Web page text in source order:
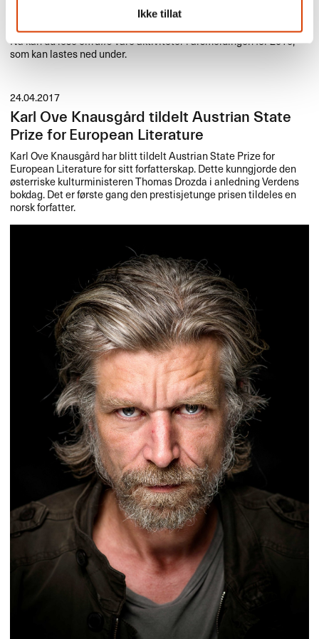
Ikke tillat
nok en gang nådde bevilget oversettelsesstøtte til norske titler ny
rekord (les mer).
Nå kan du lese omallevåre aktiviteter i årsmeldingen for 2016,
som kan lastes ned under.
24.04.2017
Karl Ove Knausgård tildelt Austrian State
Prize for European Literature
Karl Ove Knausgård har blitt tildelt Austrian State Prize for
European Literature for sitt forfatterskap. Dette kunngjorde den
østerriske kulturministeren Thomas Drozda i anledning Verdens
bokdag. Det er første gang den prestisjetunge prisen tildeles en
norsk forfatter.